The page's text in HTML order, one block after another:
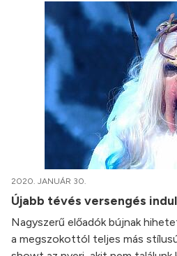
2020. JANUÁR 30.
Újabb tévés versengés indul
Nagyszerű előadók bújnak
a megszokottól teljes más